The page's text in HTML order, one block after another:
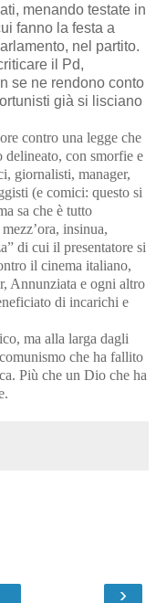
menando testate in
fanno la festa a
nel partito.
il Pd,
se ne rendono conto
già si lisciano
contro una legge che
delineato, con smorfie e
giornalisti, manager,
(e comici: questo si
sa che è tutto
insinua,
di cui il presentatore si
il cinema italiano,
Annunziata e ogni altro
di incarichi e
ma alla larga dagli
che ha fallito
Più che un Dio che ha
›